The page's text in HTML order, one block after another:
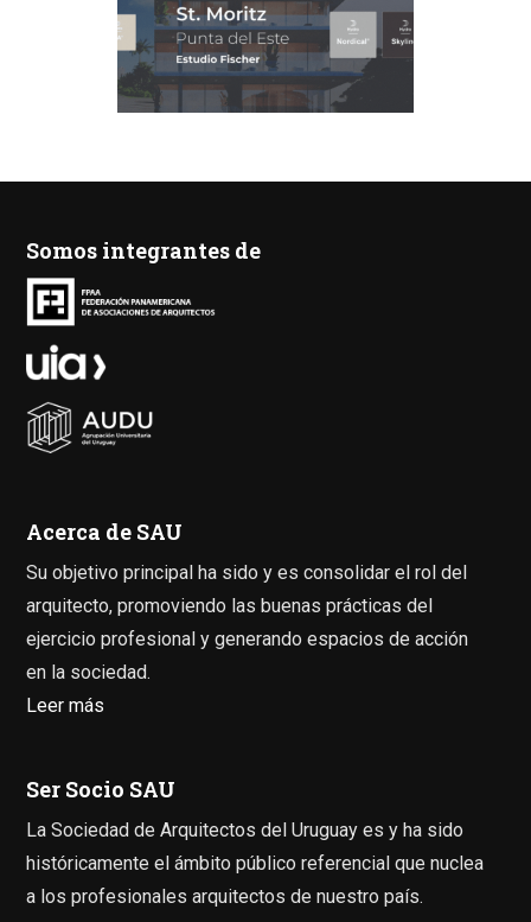
Somos integrantes de
Acerca de SAU
Su objetivo principal ha sido y es consolidar el rol del
arquitecto, promoviendo las buenas prácticas del
ejercicio profesional y generando espacios de acción
en la sociedad.
Leer más
Ser Socio SAU
La Sociedad de Arquitectos del Uruguay es y ha sido
históricamente el ámbito público referencial que nuclea
a los profesionales arquitectos de nuestro país.